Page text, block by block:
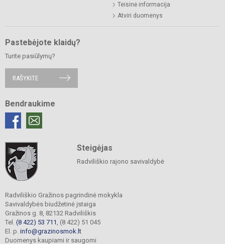
Teisinė informacija
Atviri duomenys
Pastebėjote klaidų?
Turite pasiūlymų?
RAŠYKITE
Bendraukime
Steigėjas
Radviliškio rajono savivaldybė
Radviliškio Gražinos pagrindinė mokykla
Savivaldybės biudžetinė įstaiga
Gražinos g. 8, 82132 Radviliškis
Tel. (8 422) 53 711 , (8 422) 51 045
El. p. info@grazinosmok.lt
Duomenys kaupiami ir saugomi